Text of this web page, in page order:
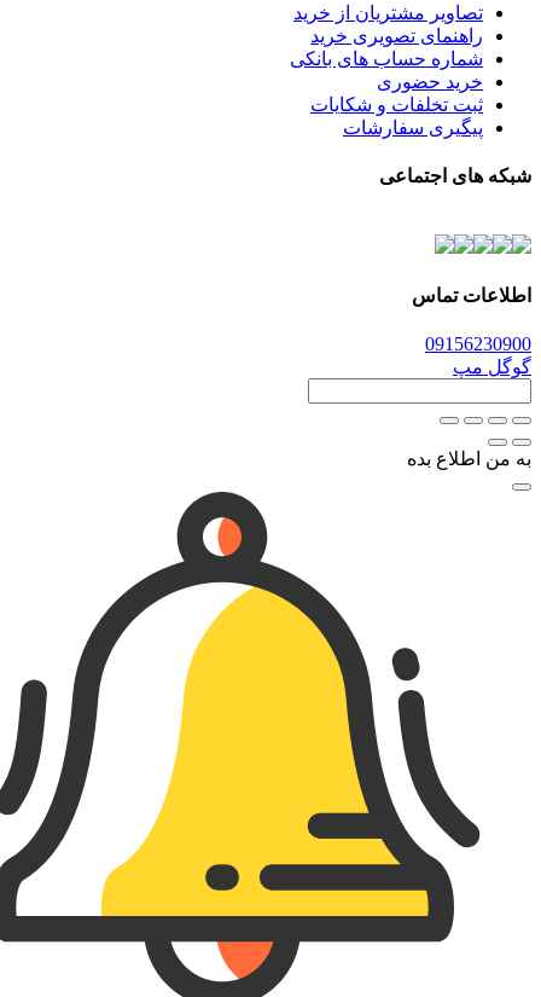
تصاویر مشتریان از خرید
راهنمای تصویری خرید
شماره حساب های بانکی
خرید حضوری
ثبت تخلفات و شکایات
پیگیری سفارشات
شبکه های اجتماعی
اطلاعات تماس
09156230900
گوگل مپ
به من اطلاع بده